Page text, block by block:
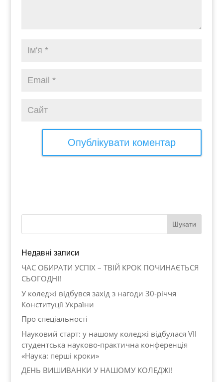
Недавні записи
ЧАС ОБИРАТИ УСПІХ – ТВІЙ КРОК ПОЧИНАЄТЬСЯ
СЬОГОДНІ!
У коледжі відбувся захід з нагоди 30-річчя
Конституції України
Про спеціальності
Науковий старт: у нашому коледжі відбулася VII
студентська науково-практична конференція
«Наука: перші кроки»
ДЕНЬ ВИШИВАНКИ У НАШОМУ КОЛЕДЖІ!